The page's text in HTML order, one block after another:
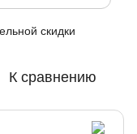
скидки
К сравнению